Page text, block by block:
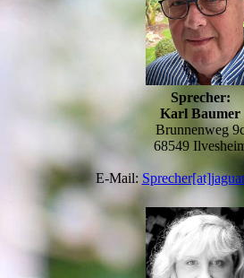
Sprecher:
Karl Baumer
Brunnenweg
68549
E-Mail: